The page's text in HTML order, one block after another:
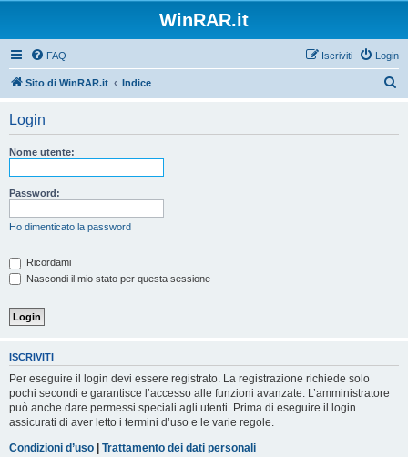
WinRAR.it
FAQ Login
Iscriviti
Sito di WinRAR.it Indice
Login
Nome utente:
Password:
Ho dimenticato la password
Ricordami
Nascondi il mio stato per questa sessione
ISCRIVITI
Per eseguire il login devi essere registrato. La registrazione richiede solo
pochi secondi e garantisce l’accesso alle funzioni avanzate. L’amministratore
può anche dare permessi speciali agli utenti. Prima di eseguire il login
assicurati di aver letto i termini d’uso e le varie regole.
Condizioni d’uso | Trattamento dei dati personali